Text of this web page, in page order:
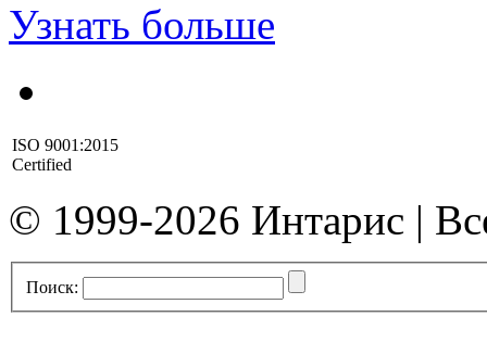
Узнать больше
ISO 9001:2015
Certified
© 1999-2026 Интарис |
Поиск: